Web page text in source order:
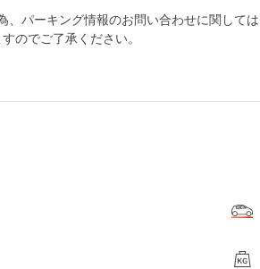
パーキング情報のお問い合わせに関して
のでご了承ください。